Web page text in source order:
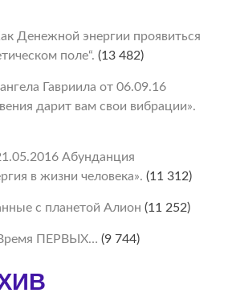
Денежной энергии проявиться
поле“. (13 482)
Гавриила от 06.09.16
дарит вам свои вибрации».
Абунданция
в жизни человека». (11 312)
с планетой Алион (11 252)
ПЕРВЫХ… (9 744)